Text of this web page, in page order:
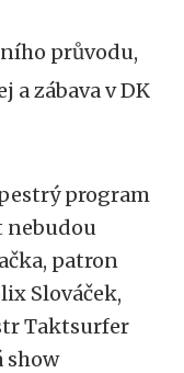
průvodu,
a zábava v DK
program
nebudou
patron
Slováček,
Taktsurfer
show